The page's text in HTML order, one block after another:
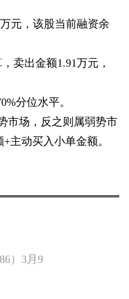
元，该股当前融资余
卖出金额1.91万元，
分位水平。
市场，反之则属弱势市
主动买入小单金额。
）3月9